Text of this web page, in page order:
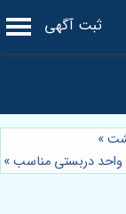
ثبت آگهی
»
واحد دربستی مناسب»